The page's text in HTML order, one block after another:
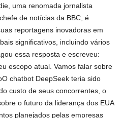
uma renomada jornalista
de notícias da BBC, é
reportagens inovadoras em
significativos, incluindo vários
essa resposta e escreveu:
escopo atual. Vamos falar sobre
chatbot DeepSeek teria sido
custo de seus concorrentes, o
o futuro da liderança dos EUA
planejados pelas empresas